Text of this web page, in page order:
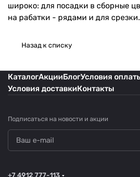
широко: для посадки в сборные
на рабатки - рядами и для срезки.
Назад к списку
КаталогАкцииБлогУсловия
Условия доставкиКонтакты
Подписаться на новости и акции
+7 4912 777-113